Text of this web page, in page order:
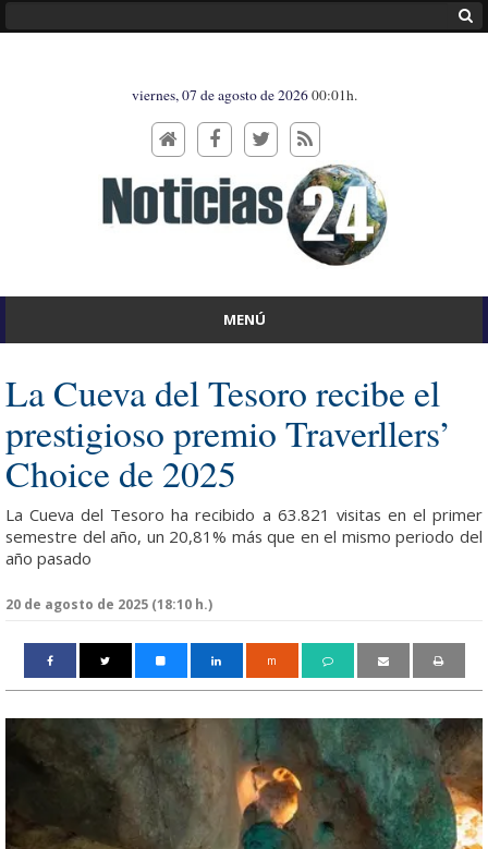
viernes, 07 de agosto de 202600:01h.
MENÚ
La Cueva del Tesoro recibe el
prestigioso premio Traverllers’
Choice de 2025
La Cueva del Tesoro ha recibido a 63.821 visitas en el primer
semestre del año, un 20,81% más que en el mismo periodo del
año pasado
20 de agosto de 2025 (18:10 h.)
m